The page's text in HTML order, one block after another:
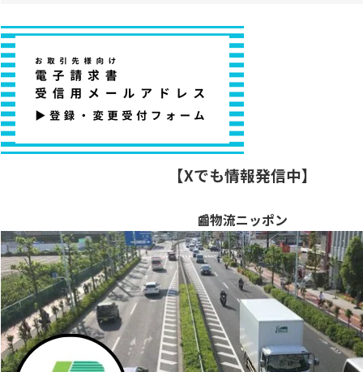
【Xでも情報発信中】
📰物流ニッポン